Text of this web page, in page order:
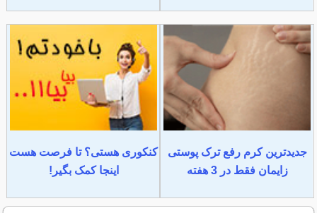
جدیدترین کرم رفع ترک پوستی
زایمان فقط در 3 هفته
کنکوری هستی؟ تا فرصت هست
اینجا کمک بگیر!